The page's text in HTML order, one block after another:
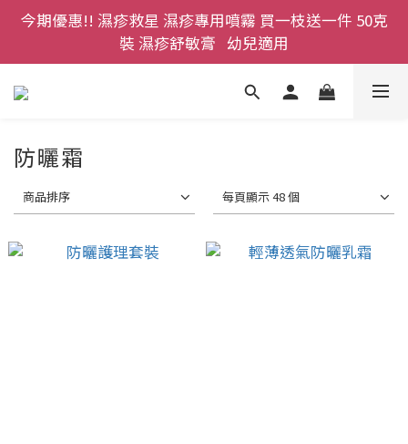
登記成為網店會員，即送$50購物金即刻用!!
首次購買 啤酒花咖啡因洗髮液 享8折優惠 不限購買量
今期優惠!! 濕疹救星 濕疹專用噴霧 買一枝送一件 50克
裝 濕疹舒敏膏   幼兒適用
登記成為網店會員，即送$50購物金即刻用!!
首次購買 啤酒花咖啡因洗髮液 享8折優惠 不限購買量
防曬霜
商品排序 每頁顯示 48 個